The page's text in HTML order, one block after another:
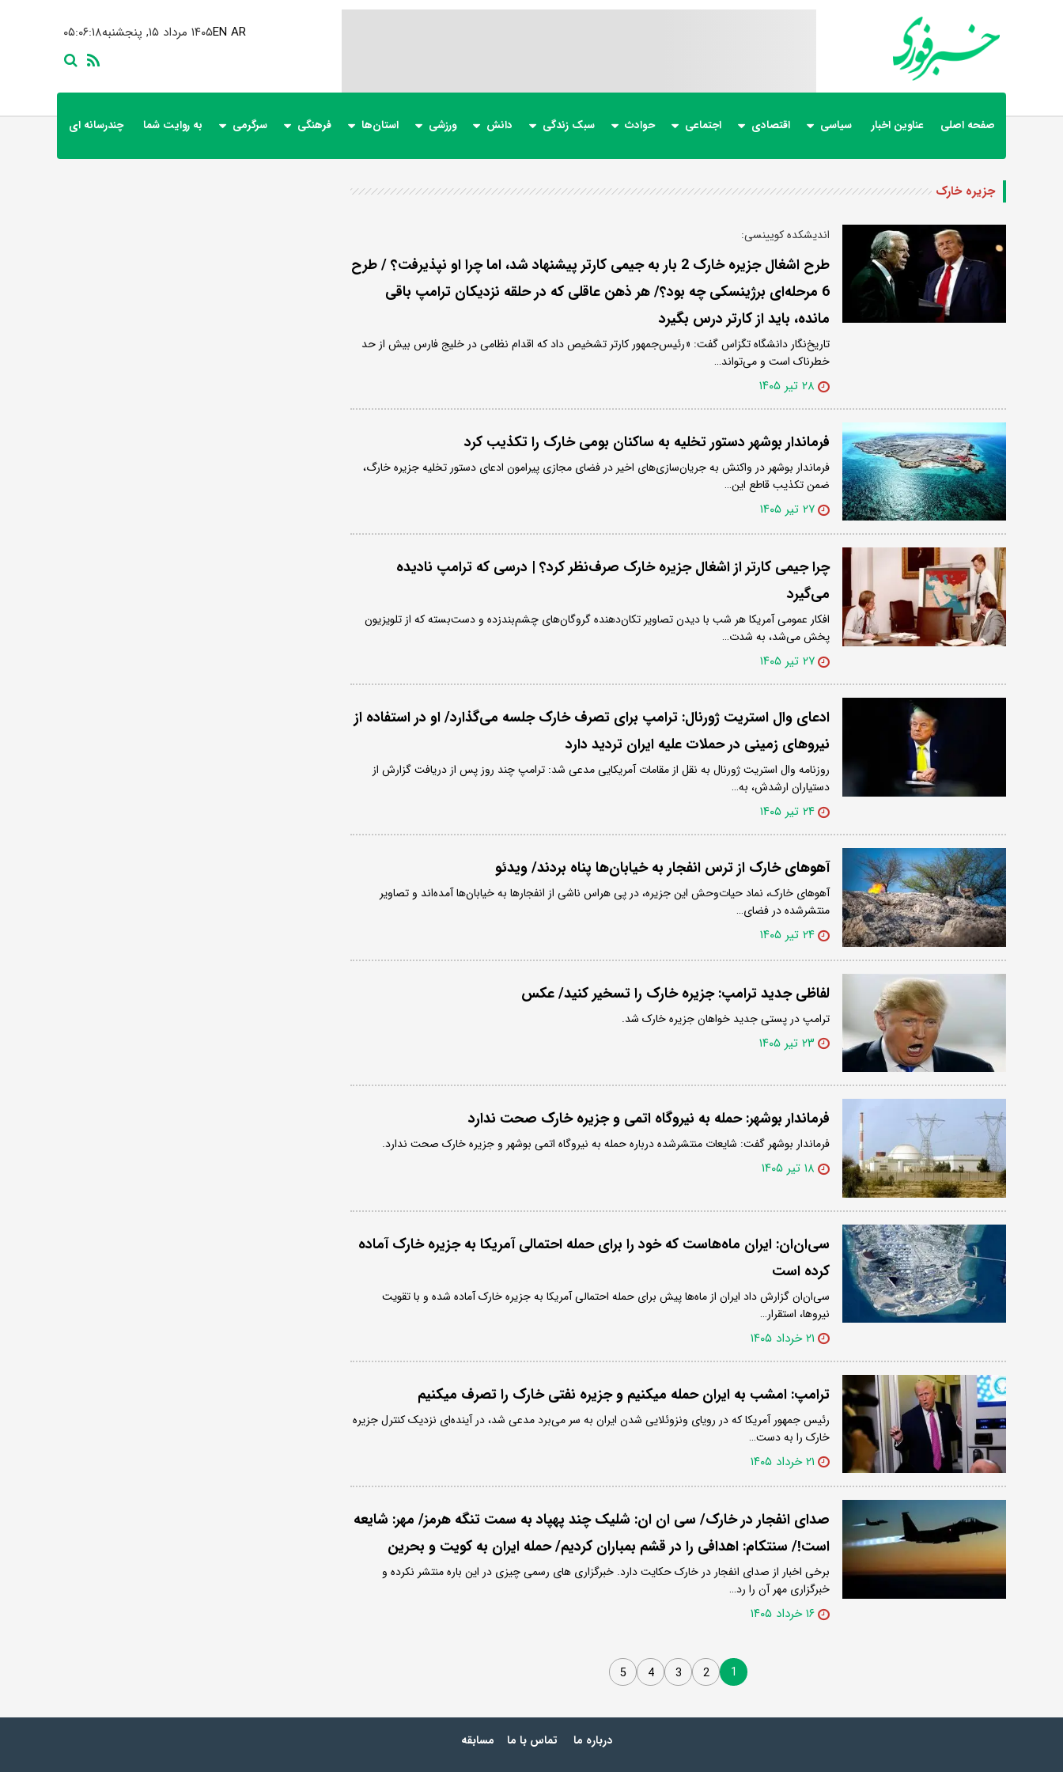
۰۵:۰۶:۱۸ ۱۴۰۵ مرداد ۱۵, پنجشنبهEN AR
صفحه اصلی عناوین اخبار سیاسی اقتصادی اجتماعی حوادث سبک زندگی دانش ورزشی استان‌ها فرهنگی سرگرمی به روایت شما چندرسانه ای
جزیره خارک
اندیشکده کویینسی:
طرح اشغال جزیره خارک 2 بار به جیمی کارتر پیشنهاد شد، اما چرا او نپذیرفت؟ / طرح
6 مرحله‌ای برژینسکی چه بود؟/ هر ذهن عاقلی که در حلقه نزدیکان ترامپ باقی
مانده، باید از کارتر درس بگیرد
تاریخ‌نگار دانشگاه تگزاس گفت: «رئیس‌جمهور کارتر تشخیص داد که اقدام نظامی در خلیج فارس بیش از حد
خطرناک است و می‌تواند…
۲۸ تیر ۱۴۰۵
فرماندار بوشهر دستور تخلیه به ساکنان بومی خارک را تکذیب کرد
فرماندار بوشهر در واکنش به جریان‌سازی‌های اخیر در فضای مجازی پیرامون ادعای دستور تخلیه جزیره خارگ،
ضمن تکذیب قاطع این…
۲۷ تیر ۱۴۰۵
چرا جیمی کارتر از اشغال جزیره خارک صرف‌نظر کرد؟ | درسی که ترامپ نادیده
می‌گیرد
افکار عمومی آمریکا هر شب با دیدن تصاویر تکان‌دهنده گروگان‌های چشم‌بندزده و دست‌بسته که از تلویزیون
پخش می‌شد، به شدت…
۲۷ تیر ۱۴۰۵
ادعای وال استریت ژورنال: ترامپ برای تصرف خارک جلسه می‌گذارد/ او در استفاده از
نیروهای زمینی در حملات علیه ایران تردید دارد
روزنامه وال استریت ژورنال به نقل از مقامات آمریکایی مدعی شد: ترامپ چند روز پس از دریافت گزارش از
دستیاران ارشدش، به…
۲۴ تیر ۱۴۰۵
آهوهای خارک از ترس انفجار به خیابان‌ها پناه بردند/ ویدئو
آهوهای خارک، نماد حیات‌وحش این جزیره، در پی هراس ناشی از انفجارها به خیابان‌ها آمده‌اند و تصاویر
منتشرشده در فضای…
۲۴ تیر ۱۴۰۵
لفاظی جدید ترامپ: جزیره خارک را تسخیر کنید/ عکس
ترامپ در پستی جدید خواهان جزیره خارک شد.
۲۳ تیر ۱۴۰۵
فرماندار بوشهر: حمله به نیروگاه اتمی و جزیره خارک صحت ندارد
فرماندار بوشهر گفت: شایعات منتشرشده درباره حمله به نیروگاه اتمی بوشهر و جزیره خارک صحت ندارد.
۱۸ تیر ۱۴۰۵
سی‌ان‌ان: ایران ماه‌هاست که خود را برای حمله احتمالی آمریکا به جزیره خارک آماده
کرده است
سی‌ان‌ان گزارش داد ایران از ماه‌ها پیش برای حمله احتمالی آمریکا به جزیره خارک آماده شده و با تقویت
نیروها، استقرار…
۲۱ خرداد ۱۴۰۵
ترامپ: امشب به ایران حمله میکنیم و جزیره نفتی خارک را تصرف میکنیم
رئیس جمهور آمریکا که در رویای ونزوئلایی شدن ایران به سر می‌برد مدعی شد، در آینده‌ای نزدیک کنترل جزیره
خارک را به دست…
۲۱ خرداد ۱۴۰۵
صدای انفجار در خارک/ سی ان ان: شلیک چند پهپاد به سمت تنگه هرمز/ مهر: شایعه
است!/ سنتکام: اهدافی را در قشم بمباران کردیم/ حمله ایران به کویت و بحرین
برخی اخبار از صدای انفجار در خارک حکایت دارد. خبرگزاری های رسمی چیزی در این باره منتشر نکرده و
خبرگزاری مهر آن را رد…
۱۶ خرداد ۱۴۰۵
1
2
3
4
5
درباره ما تماس با ما مسابقه